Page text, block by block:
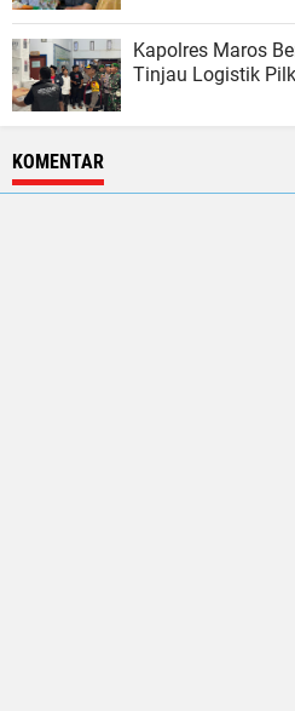
Kapolres Maros
Tinjau Logistik
KOMENTAR